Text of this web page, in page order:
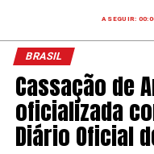
A SEGUIR:
BRASIL
Cassação de
oficializada
Diário Oficial